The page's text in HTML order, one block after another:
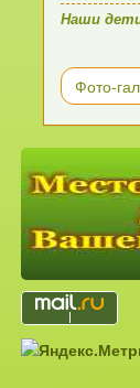
Наши
Фото-